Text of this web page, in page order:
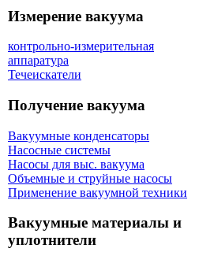
Измерение вакуума
контрольно-измерительная
аппаратура
Течеискатели
Получение вакуума
Вакуумные конденсаторы
Насосные системы
Насосы для выс. вакуума
Объемные и струйные насосы
Применение вакуумной техники
Вакуумные материалы и
уплотнители